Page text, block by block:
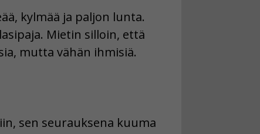
kylmää ja paljon lunta.
Mietin silloin, että
mutta vähän ihmisiä.
sen seurauksena kuuma